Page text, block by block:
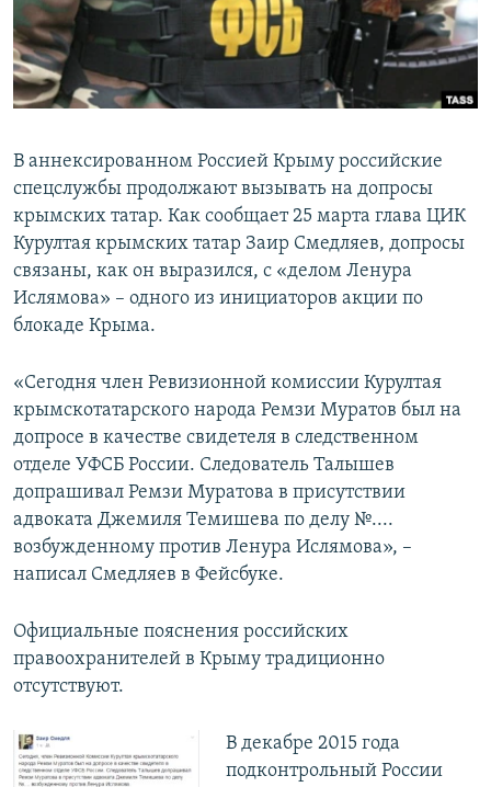
ПОБЕДИТЕЛЕЙ НЕ СУДЯТ?
КРЫМ.НЕПОКОРЕННЫЙ
ELIFBE
ПРИСОЕДИНЯЙТЕСЬ!
Все сайты RFE/RL
В аннексированном Россией Крыму российские
спецслужбы продолжают вызывать на допросы
крымских татар. Как сообщает 25 марта глава ЦИК
Курултая крымских татар Заир Смедляев, допросы
связаны, как он выразился, с «делом Ленура
Ислямова» – одного из инициаторов акции по
блокаде Крыма.
«Сегодня член Ревизионной комиссии Курултая
крымскотатарского народа Ремзи Муратов был на
допросе в качестве свидетеля в следственном
отделе УФСБ России. Следователь Талышев
допрашивал Ремзи Муратова в присутствии
адвоката Джемиля Темишева по делу №....
возбужденному против Ленура Ислямова», –
написал Смедляев в Фейсбуке.
Официальные пояснения российских
правоохранителей в Крыму традиционно
отсутствуют.
В декабре 2015 года
подконтрольный России